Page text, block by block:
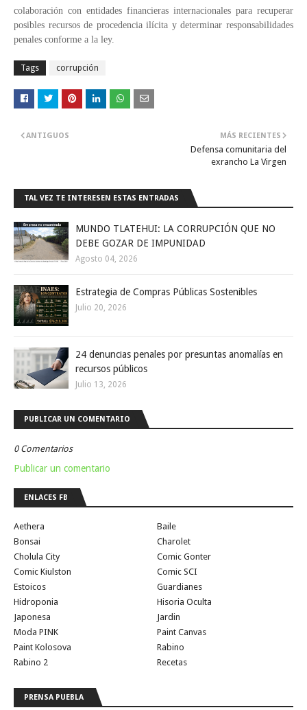
colaboración con entidades financieras internacionales para recuperar
posibles recursos de procedencia ilícita y determinar responsabilidades
penales conforme a la ley.
Tags corrupción
MÁS RECIENTES
Defensa comunitaria del
exrancho La Virgen
ANTIGUOS
TAL VEZ TE INTERESEN ESTAS ENTRADAS
MUNDO TLATEHUI: LA CORRUPCIÓN QUE NO
DEBE GOZAR DE IMPUNIDAD
Agosto 04, 2026
Estrategia de Compras Públicas Sostenibles
Julio 20, 2026
24 denuncias penales por presuntas anomalías en
recursos públicos
Julio 13, 2026
PUBLICAR UN COMENTARIO
0 Comentarios
Publicar un comentario
ENLACES FB
Aethera
Baile
Bonsai
Charolet
Cholula City
Comic Gonter
Comic Kiulston
Comic SCI
Estoicos
Guardianes
Hidroponia
Hisoria Oculta
Japonesa
Jardin
Moda PINK
Paint Canvas
Paint Kolosova
Rabino
Rabino 2
Recetas
PRENSA PUEBLA